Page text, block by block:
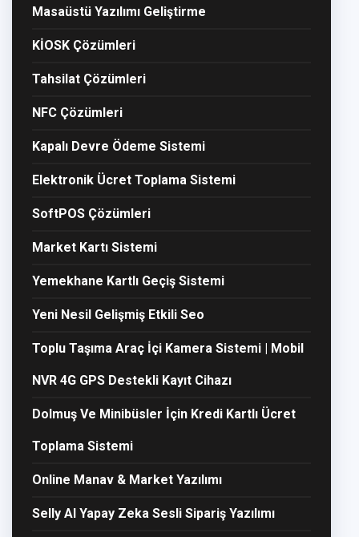
Masaüstü Yazılımı Geliştirme
KİOSK Çözümleri
Tahsilat Çözümleri
NFC Çözümleri
Kapalı Devre Ödeme Sistemi
Elektronik Ücret Toplama Sistemi
SoftPOS Çözümleri
Market Kartı Sistemi
Yemekhane Kartlı Geçiş Sistemi
Yeni Nesil Gelişmiş Etkili Seo
Toplu Taşıma Araç İçi Kamera Sistemi | Mobil
NVR 4G GPS Destekli Kayıt Cihazı
Dolmuş Ve Minibüsler İçin Kredi Kartlı Ücret
Toplama Sistemi
Online Manav & Market Yazılımı
Selly AI Yapay Zeka Sesli Sipariş Yazılımı